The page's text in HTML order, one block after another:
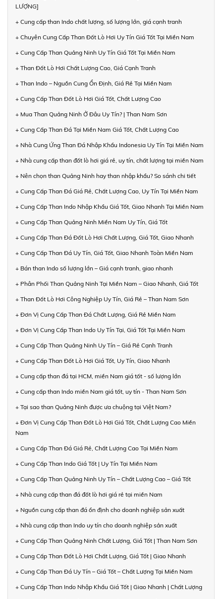
LƯỢNG]
+ Cung cấp than Indo chất lượng, số lượng lớn, giá cạnh tranh
+ Chuyên Cung Cấp Than Đốt Lò Hơi Uy Tín Giá Tốt Tại Miền Nam
+ Cung Cấp Than Quảng Ninh Uy Tín Giá Tốt Tại Miền Nam
+ Than Đốt Lò Hơi Chất Lượng Cao, Giá Cạnh Tranh
+ Than Indo – Nguồn Cung Ổn Định, Giá Rẻ Tại Miền Nam
+ Cung Cấp Than Đốt Lò Hơi Giá Tốt, Chất Lượng Cao
+ Mua Than Quảng Ninh Ở Đâu Uy Tín? | Than Nam Sơn
+ Cung Cấp Than Đá Tại Miền Nam Giá Tốt, Chất Lượng Cao
+ Nhà Cung Ứng Than Đá Nhập Khẩu Indonesia Uy Tín Tại Miền Nam
+ Nhà cung cấp than đốt lò hơi giá rẻ, uy tín, chất lượng tại miền Nam
+ Nên chọn than Quảng Ninh hay than nhập khẩu? So sánh chi tiết
+ Cung Cấp Than Đá Giá Rẻ, Chất Lượng Cao, Uy Tín Tại Miền Nam
+ Cung Cấp Than Indo Nhập Khẩu Giá Tốt, Giao Nhanh Tại Miền Nam
+ Cung Cấp Than Quảng Ninh Miền Nam Uy Tín, Giá Tốt
+ Cung Cấp Than Đá Đốt Lò Hơi Chất Lượng, Giá Tốt, Giao Nhanh
+ Cung Cấp Than Đá Uy Tín, Giá Tốt, Giao Nhanh Toàn Miền Nam
+ Bán than Indo số lượng lớn – Giá cạnh tranh, giao nhanh
+ Phân Phối Than Quảng Ninh Tại Miền Nam – Giao Nhanh, Giá Tốt
+ Than Đốt Lò Hơi Công Nghiệp Uy Tín, Giá Rẻ – Than Nam Sơn
+ Đơn Vị Cung Cấp Than Đá Chất Lượng, Giá Rẻ Miền Nam
+ Đơn Vị Cung Cấp Than Indo Uy Tín Tại, Giá Tốt Tại Miền Nam
+ Cung Cấp Than Quảng Ninh Uy Tín – Giá Rẻ Cạnh Tranh
+ Cung Cấp Than Đốt Lò Hơi Giá Tốt, Uy Tín, Giao Nhanh
+ Cung cấp than đá tại HCM, miền Nam giá tốt - số lượng lớn
+ Cung cấp than Indo miền Nam giá tốt, uy tín - Than Nam Sơn
+ Tại sao than Quảng Ninh được ưa chuộng tại Việt Nam?
+ Đơn Vị Cung Cấp Than Đốt Lò Hơi Giá Tốt, Chất Lượng Cao Miền
Nam
+ Cung Cấp Than Đá Giá Rẻ, Chất Lượng Cao Tại Miền Nam
+ Cung Cấp Than Indo Giá Tốt | Uy Tín Tại Miền Nam
+ Cung Cấp Than Quảng Ninh Uy Tín – Chất Lượng Cao – Giá Tốt
+ Nhà cung cấp than đá đốt lò hơi giá rẻ tại miền Nam
+ Nguồn cung cấp than đá ổn định cho doanh nghiệp sản xuất
+ Nhà cung cấp than Indo uy tín cho doanh nghiệp sản xuất
+ Cung Cấp Than Quảng Ninh Chất Lượng, Giá Tốt | Than Nam Sơn
+ Cung Cấp Than Đốt Lò Hơi Chất Lượng, Giá Tốt | Giao Nhanh
+ Cung Cấp Than Đá Uy Tín – Giá Tốt – Chất Lượng Tại Miền Nam
+ Cung Cấp Than Indo Nhập Khẩu Giá Tốt | Giao Nhanh | Chất Lượng